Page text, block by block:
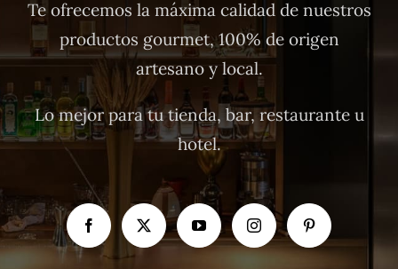
Te ofrecemos la máxima calidad de nuestros
productos gourmet, 100% de origen
artesano y local.
Lo mejor para tu tienda, bar, restaurante u
hotel.